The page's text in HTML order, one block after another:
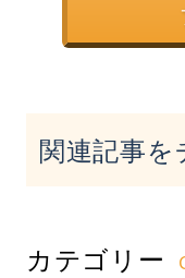
関連記事を
カテゴリー